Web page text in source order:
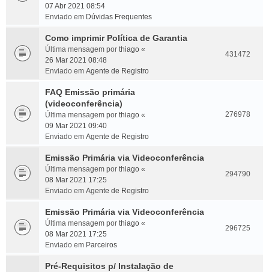
07 Abr 2021 08:54
Enviado em Dúvidas Frequentes
Como imprimir Política de Garantia
Última mensagem por thiago «
26 Mar 2021 08:48
Enviado em Agente de Registro
431472
FAQ Emissão primária
(videoconferência)
Última mensagem por thiago «
09 Mar 2021 09:40
Enviado em Agente de Registro
276978
Emissão Primária via Videoconferência
Última mensagem por thiago «
08 Mar 2021 17:25
Enviado em Agente de Registro
294790
Emissão Primária via Videoconferência
Última mensagem por thiago «
08 Mar 2021 17:25
Enviado em Parceiros
296725
Pré-Requisitos p/ Instalação de